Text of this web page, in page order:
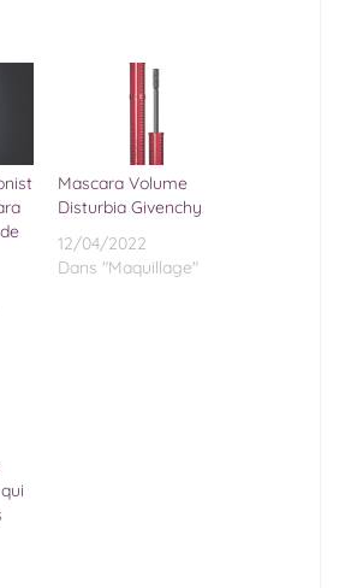
Mascara Volume
Disturbia Givenchy
12/04/2022
Dans "Maquillage"